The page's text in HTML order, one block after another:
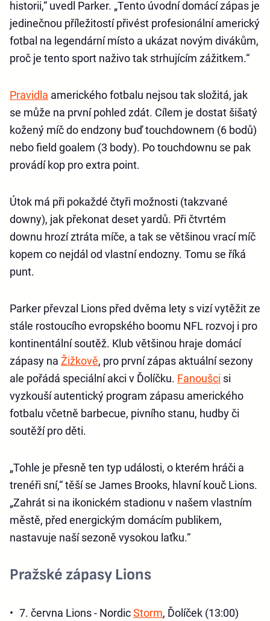
historii,“ uvedl Parker. „Tento úvodní domácí zápas je
jedinečnou příležitostí přivést profesionální americký
fotbal na legendární místo a ukázat novým divákům,
proč je tento sport naživo tak strhujícím zážitkem.“
Pravidla amerického fotbalu nejsou tak složitá, jak
se může na první pohled zdát. Cílem je dostat šišatý
kožený míč do endzony buď touchdownem (6 bodů)
nebo field goalem (3 body). Po touchdownu se pak
provádí kop pro extra point.
Útok má při pokaždé čtyři možnosti (takzvané
downy), jak překonat deset yardů. Při čtvrtém
downu hrozí ztráta míče, a tak se většinou vrací míč
kopem co nejdál od vlastní endozny. Tomu se říká
punt.
Parker převzal Lions před dvěma lety s vizí vytěžit ze
stále rostoucího evropského boomu NFL rozvoj i pro
kontinentální soutěž. Klub většinou hraje domácí
zápasy na Žižkově, pro první zápas aktuální sezony
ale pořádá speciální akci v Ďolíčku. Fanoušci si
vyzkouší autentický program zápasu amerického
fotbalu včetně barbecue, pivního stanu, hudby či
soutěží pro děti.
„Tohle je přesně ten typ události, o kterém hráči a
trenéři sní,“ těší se James Brooks, hlavní kouč Lions.
„Zahrát si na ikonickém stadionu v našem vlastním
městě, před energickým domácím publikem,
nastavuje naší sezoně vysokou laťku.“
Pražské zápasy Lions
7. června Lions - NordicStorm, Ďolíček (13:00)